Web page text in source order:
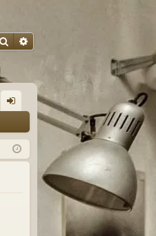
SzukajWyszukiwanie
W
og
uj